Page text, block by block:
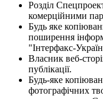
Розділ
комерційними
Будь яке
поширення
"Інтерфакс-
Власник веб-
публікації.
Будь-яке
фотографічних